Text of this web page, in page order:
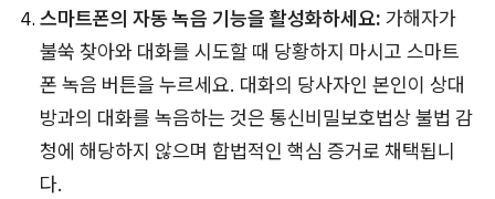
스마트폰의 자동 녹음 기능을 활성화하세요: 가해자가
불쑥 찾아와 대화를 시도할 때 당황하지 마시고 스마트
폰 녹음 버튼을 누르세요. 대화의 당사자인 본인이 상대
방과의 대화를 녹음하는 것은 통신비밀보호법상 불법 감
청에 해당하지 않으며 합법적인 핵심 증거로 채택됩니
다.